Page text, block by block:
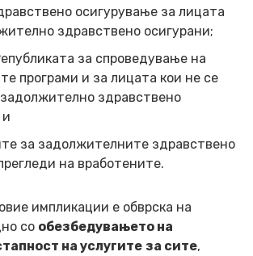
осигурување за лицата
здравствено осигурани;
за спроведување на
програми и за лицата кои не се
здравствено
за задолжителните здравствено
на вработените.
импликации е обврска на
со обезбедувањето на
на услугите за сите,